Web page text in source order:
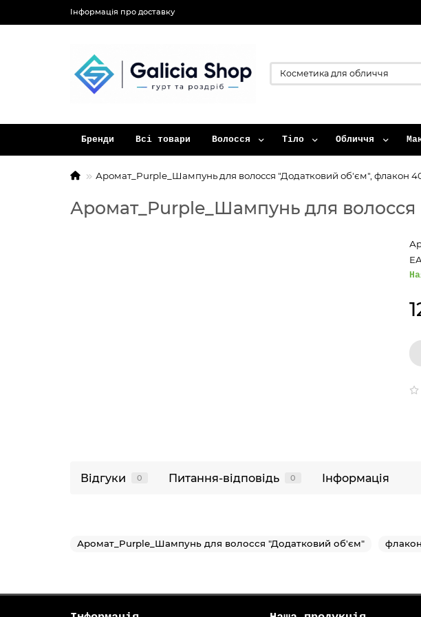
Інформація про доставку
Бренди Всі товари Волосся Тіло Обличчя
Аромат_Purple_Шампунь для волосся "Додатковий об'єм", флакон
Аромат_Purple_Шампунь для
Відгуки 0 Питання-відповідь 0 Інформація
Аромат_Purple_Шампунь для волосся "Додатковий об'єм"